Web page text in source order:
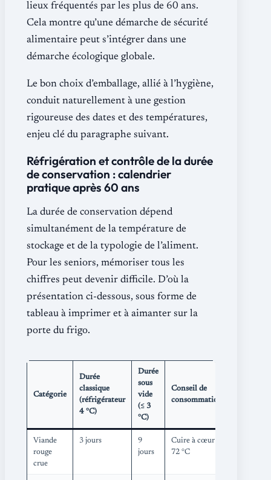
lieux fréquentés par les plus de 60 ans.
Cela montre qu’une démarche de sécurité
alimentaire peut s’intégrer dans une
démarche écologique globale.
Le bon choix d’emballage, allié à l’hygiène,
conduit naturellement à une gestion
rigoureuse des dates et des températures,
enjeu clé du paragraphe suivant.
Réfrigération et contrôle de la durée
de conservation : calendrier
pratique après 60 ans
La durée de conservation dépend
simultanément de la température de
stockage et de la typologie de l’aliment.
Pour les seniors, mémoriser tous les
chiffres peut devenir difficile. D’où la
présentation ci-dessous, sous forme de
tableau à imprimer et à aimanter sur la
porte du frigo.
Catégorie
Durée
classique
(réfrigérateur
4 °C)
Durée
sous
vide
(≤ 3
°C)
Conseil de
consommation
Viande
rouge
crue
3 jours
9
jours
Cuire à cœur
72 °C